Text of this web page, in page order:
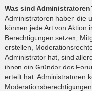
Was sind
Administratoren haben die
können jede Art von Aktion
Berechtigungen setzen,
erstellen,
Administrator hat, sind
ihnen ein Gründer des
erteilt hat. Administratoren